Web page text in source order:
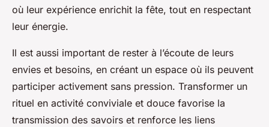
où leur expérience enrichit la fête, tout en respectant
leur énergie.
Il est aussi important de rester à l’écoute de leurs
envies et besoins, en créant un espace où ils peuvent
participer activement sans pression. Transformer un
rituel en activité conviviale et douce favorise la
transmission des savoirs et renforce les liens